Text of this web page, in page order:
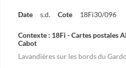
Date s.d. Cote 18Fi30/096
Contexte : 18Fi - Cartes postales
Cabot
Lavandières sur les bords du